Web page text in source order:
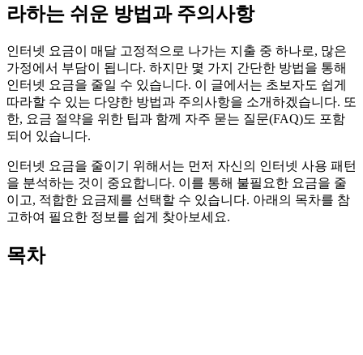
라하는 쉬운 방법과 주의사항
인터넷 요금이 매달 고정적으로 나가는 지출 중 하나로, 많은
가정에서 부담이 됩니다. 하지만 몇 가지 간단한 방법을 통해
인터넷 요금을 줄일 수 있습니다. 이 글에서는 초보자도 쉽게
따라할 수 있는 다양한 방법과 주의사항을 소개하겠습니다. 또
한, 요금 절약을 위한 팁과 함께 자주 묻는 질문(FAQ)도 포함
되어 있습니다.
인터넷 요금을 줄이기 위해서는 먼저 자신의 인터넷 사용 패턴
을 분석하는 것이 중요합니다. 이를 통해 불필요한 요금을 줄
이고, 적합한 요금제를 선택할 수 있습니다. 아래의 목차를 참
고하여 필요한 정보를 쉽게 찾아보세요.
목차